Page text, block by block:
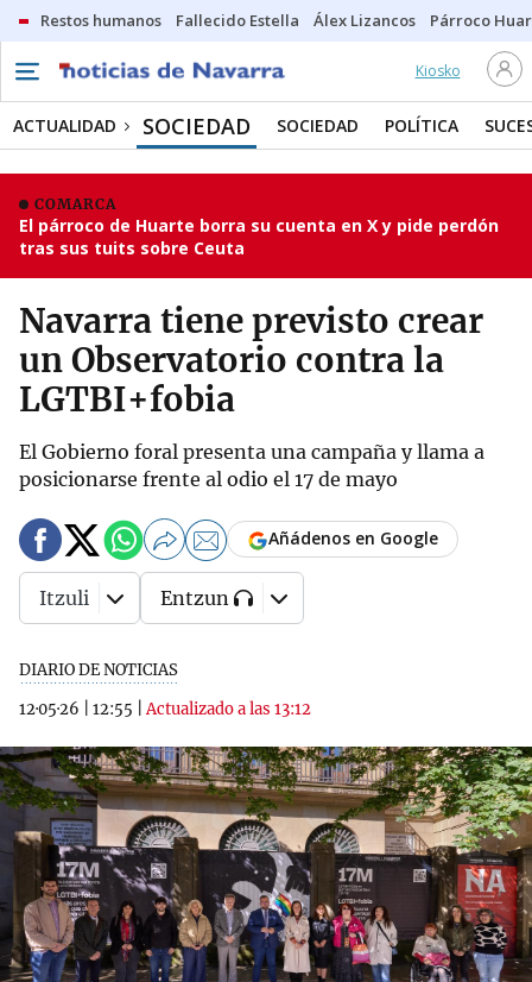
Restos humanos Fallecido Estella Álex Lizancos Párroco
Kiosko
ACTUALIDAD SOCIEDAD SOCIEDAD POLÍTICA
COMARCA
El párroco de Huarte borra su cuenta en X y pide perdón
tras sus tuits sobre Ceuta
Navarra tiene previsto crear
un Observatorio contra la
LGTBI+fobia
El Gobierno foral presenta una campaña y llama a
posicionarse frente al odio el 17 de mayo
DIARIO DE NOTICIAS
12·05·26
12:55 |Actualizado a las 13:12
Añádenos en Google
Itzuli Entzun